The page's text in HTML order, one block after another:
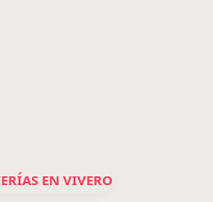
EN VIVERO